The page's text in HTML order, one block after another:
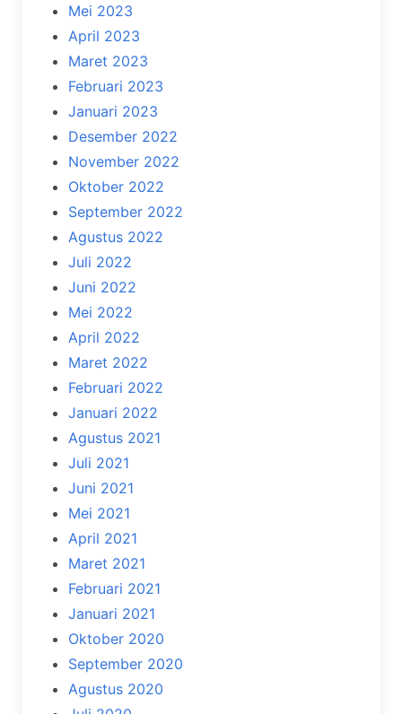
Mei 2023
April 2023
Maret 2023
Februari 2023
Januari 2023
Desember 2022
November 2022
Oktober 2022
September 2022
Agustus 2022
Juli 2022
Juni 2022
Mei 2022
April 2022
Maret 2022
Februari 2022
Januari 2022
Agustus 2021
Juli 2021
Juni 2021
Mei 2021
April 2021
Maret 2021
Februari 2021
Januari 2021
Oktober 2020
September 2020
Agustus 2020